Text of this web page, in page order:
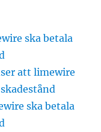
ska betala
att limewire
ska betala